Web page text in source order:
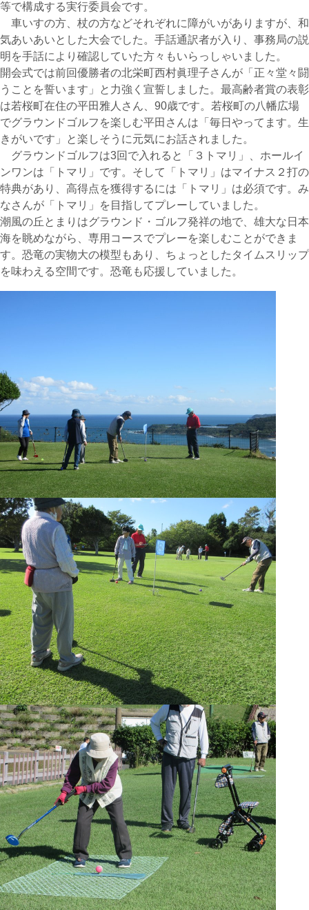
等で構成する実行委員会です。
車いすの方、杖の方などそれぞれに障がいがありますが、和
気あいあいとした大会でした。手話通訳者が入り、事務局の説
明を手話により確認していた方々もいらっしゃいました。
開会式では前回優勝者の北栄町西村眞理子さんが「正々堂々闘
うことを誓います」と力強く宣誓しました。最高齢者賞の表彰
は若桜町在住の平田雅人さん、90歳です。若桜町の八幡広場
でグラウンドゴルフを楽しむ平田さんは「毎日やってます。生
きがいです」と楽しそうに元気にお話されました。
グラウンドゴルフは3回で入れると「３トマリ」、ホールイ
ンワンは「トマリ」です。そして「トマリ」はマイナス２打の
特典があり、高得点を獲得するには「トマリ」は必須です。み
なさんが「トマリ」を目指してプレーしていました。
潮風の丘とまりはグラウンド・ゴルフ発祥の地で、雄大な日本
海を眺めながら、専用コースでプレーを楽しむことができま
す。恐竜の実物大の模型もあり、ちょっとしたタイムスリップ
を味わえる空間です。恐竜も応援していました。